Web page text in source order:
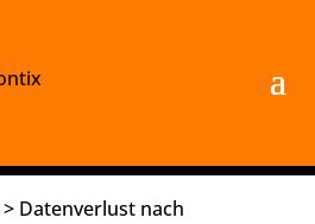
> Datenverlust nach